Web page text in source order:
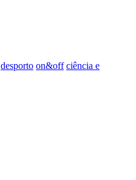
desporto on&off ciência e